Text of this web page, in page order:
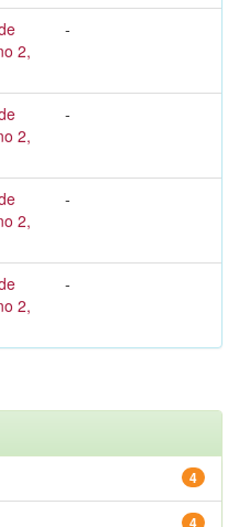
2,
-
2,
-
2,
-
2,
-
4
4